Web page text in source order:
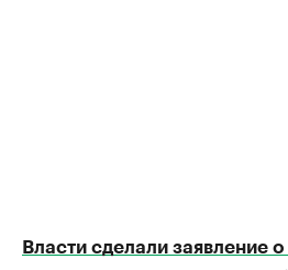
Власти сделали заявление